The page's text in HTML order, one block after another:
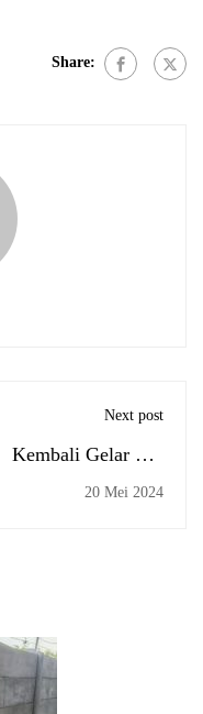
Share:
Next post
Kembali Gelar Big
Event Meriah, KSPM
20 Mei 2024